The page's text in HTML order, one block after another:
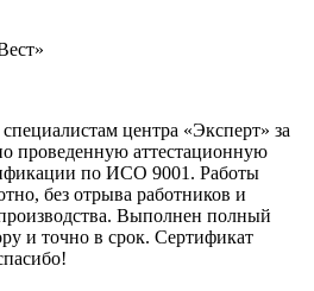
центра «Эксперт» за
проведенную аттестационную
по ИСО 9001. Работы
без отрыва работников и
Выполнен полный
и точно в срок. Сертификат